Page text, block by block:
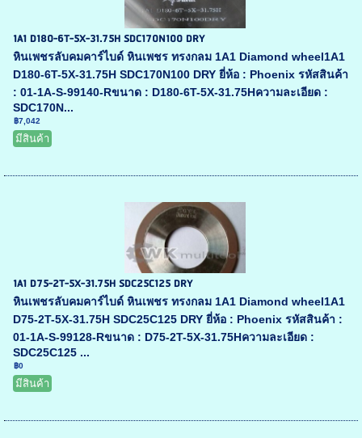
1A1 D180-6T-5X-31.75H SDC170N100 DRY
หินเพชรลับคมคาร์ไบด์ หินเพชร ทรงกลม 1A1 Diamond wheel1A1
D180-6T-5X-31.75H SDC170N100 DRY ยี่ห้อ : Phoenix รหัสสินค้า
: 01-1A-S-99140-Rขนาด : D180-6T-5X-31.75Hความละเอียด :
SDC170N...
฿7,042
มีสินค้า
1A1 D75-2T-5X-31.75H SDC25C125 DRY
หินเพชรลับคมคาร์ไบด์ หินเพชร ทรงกลม 1A1 Diamond wheel1A1
D75-2T-5X-31.75H SDC25C125 DRY ยี่ห้อ : Phoenix รหัสสินค้า :
01-1A-S-99128-Rขนาด : D75-2T-5X-31.75Hความละเอียด :
SDC25C125 ...
฿0
มีสินค้า